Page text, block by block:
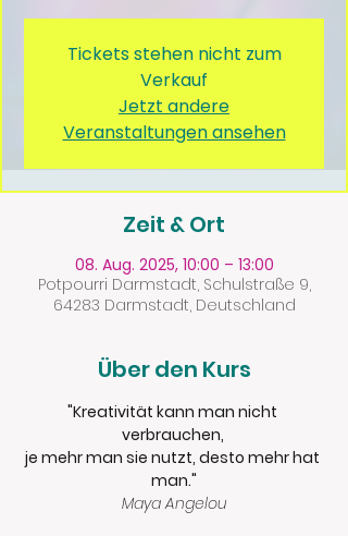
Tickets stehen nicht zum
Verkauf
Jetzt andere
Veranstaltungen ansehen
Zeit & Ort
08. Aug. 2025, 10:00 – 13:00
Potpourri Darmstadt, Schulstraße 9,
64283 Darmstadt, Deutschland
Über den Kurs
"Kreativität kann man nicht
verbrauchen,
je mehr man sie nutzt, desto mehr hat
man."
Maya Angelou